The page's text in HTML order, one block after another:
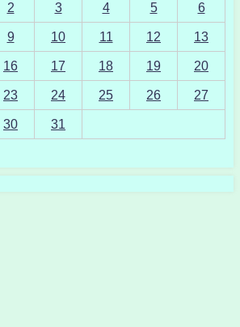
2 3 4 5 6
9 10 11 12 13
16 17 18 19 20
23 24 25 26 27
30
31